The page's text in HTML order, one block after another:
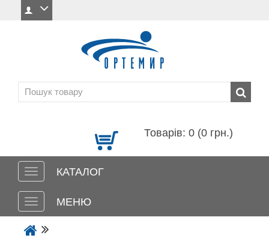
Товарів: 0 (0 грн.)
КАТАЛОГ
МЕНЮ